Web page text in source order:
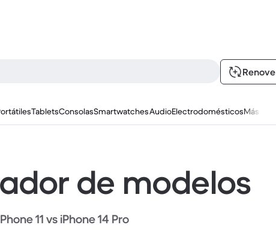
Renove
TabletsConsolasSmartwatchesAudioElectrodomésticosMás
de modelos
11 vs iPhone 14 Pro